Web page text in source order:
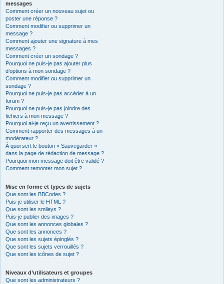
messages
Comment créer un nouveau sujet ou
poster une réponse ?
Comment modifier ou supprimer un
message ?
Comment ajouter une signature à mes
messages ?
Comment créer un sondage ?
Pourquoi ne puis-je pas ajouter plus
d’options à mon sondage ?
Comment modifier ou supprimer un
sondage ?
Pourquoi ne puis-je pas accéder à un
forum ?
Pourquoi ne puis-je pas joindre des
fichiers à mon message ?
Pourquoi ai-je reçu un avertissement ?
Comment rapporter des messages à un
modérateur ?
À quoi sert le bouton « Sauvegarder »
dans la page de rédaction de message ?
Pourquoi mon message doit être validé ?
Comment remonter mon sujet ?
Mise en forme et types de sujets
Que sont les BBCodes ?
Puis-je utiliser le HTML ?
Que sont les smileys ?
Puis-je publier des images ?
Que sont les annonces globales ?
Que sont les annonces ?
Que sont les sujets épinglés ?
Que sont les sujets verrouillés ?
Que sont les icônes de sujet ?
Niveaux d’utilisateurs et groupes
Que sont les administrateurs ?